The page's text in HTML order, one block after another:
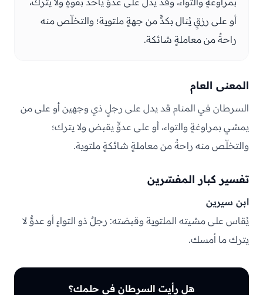
أو على رزقٍ يُنال بكدٍّ من جهةٍ ملتوية؛ والتخلّص منه
راحةٌ من معاملةٍ شائكة.
المعنى العام
السرطان في المنام قد يدل على رجلٍ ذي وجهين أو على من
يمشي بمراوغةٍ والتواء، أو على عدوٍّ يقبض ولا يترك؛
والتخلّص منه راحةٌ من معاملةٍ شائكةٍ ملتوية.
تفسير كبار المفسّرين
ابن سيرين
يُقاس على مشيته الملتوية وقبضته: رجلٌ ذو التواءٍ أو عدوٌّ لا
يترك ما أمسك.
هل رأيت السرطان في حلمك؟